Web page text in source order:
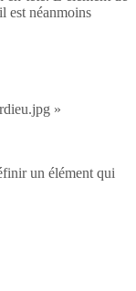
est néanmoins
»
un élément qui